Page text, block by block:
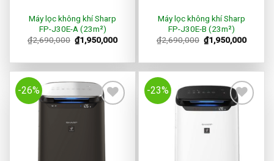
Máy lọc không khí Sharp
FP-J30E-A (23m²)
₫2,690,000 ₫1,950,000
Máy lọc không khí Sharp
FP-J30E-B (23m²)
₫2,690,000 ₫1,950,000
-26%
Wishlist
-23%